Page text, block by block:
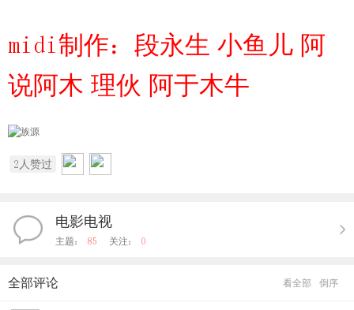
midi制作：段永生 小鱼儿 阿
说阿木 理伙 阿于木牛
2 人赞过
电影电视
主题： 85 关注： 0
全部评论 倒序
看全部